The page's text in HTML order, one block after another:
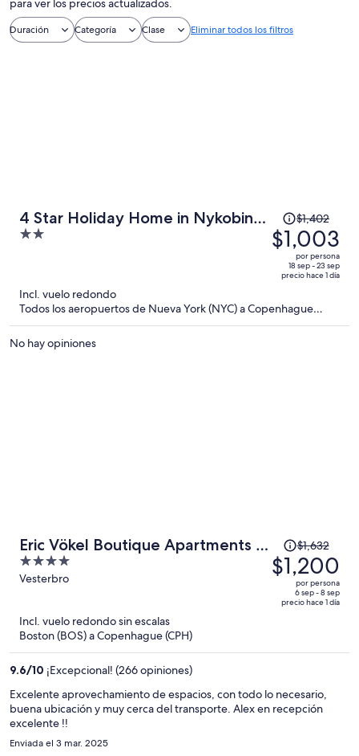
para ver los precios actualizados.
Duración Categoría Clase Eliminar todos los filtros
4 Star Holiday Home in Nykobing
Sj
2
precio
era
$1,402
ahora
$1,402
$1,003
por persona
18 sep - 23 sep
precio hace 1 día
Incl. vuelo redondo
Todos los aeropuertos de Nueva York (NYC) a Copenhague
(CPH)
No hay opiniones
Eric Vökel Boutique Apartments -
Copenhagen Suites
4
out
Vesterbro
precio
era
$1,632
$1,200
por
$1,632
$1,200
por persona
6 sep - 8 sep
precio hace 1 día
Incl. vuelo redondo sin escalas
Boston (BOS) a Copenhague (CPH)
9.6/10 ¡Excepcional! (266 opiniones)
Excelente aprovechamiento de espacios, con todo lo necesario,
buena ubicación y muy cerca del transporte. Alex en recepción
excelente !!
Enviada el 3 mar. 2025